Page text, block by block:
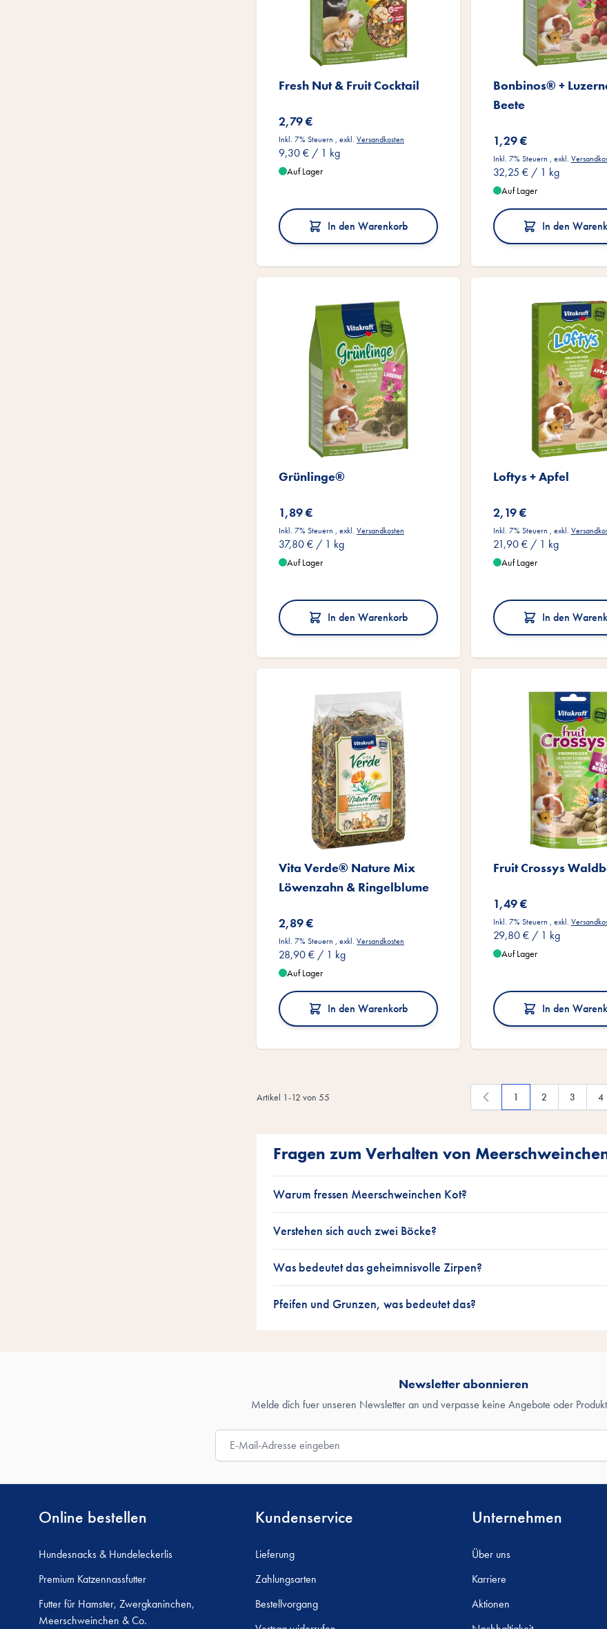
Fresh Nut & Fruit Cocktail
2,79 €
Inkl. 7% Steuern , exkl. Versandkosten
9,30 € / 1 kg
Auf Lager
In den Warenkorb
Bonbinos® +
Beete
1,29 €
Inkl. 7% Steuern , exkl.
32,25 €/ 1 kg
Auf Lager
In den
Grünlinge®
1,89 €
Inkl. 7% Steuern , exkl. Versandkosten
37,80 € / 1 kg
Auf Lager
In den Warenkorb
Loftys + Apfel
2,19 €
Inkl. 7% Steuern , exkl.
21,90 €/ 1 kg
Auf Lager
In den
Vita Verde® Nature Mix
Löwenzahn & Ringelblume
2,89 €
Inkl. 7% Steuern , exkl. Versandkosten
28,90 € / 1 kg
Auf Lager
In den Warenkorb
Fruit Crossys
1,49 €
Inkl. 7% Steuern , exkl.
29,80 €/ 1 kg
Auf Lager
In den
Artikel 1-12 von 55 Du liest gerade die Seite
1 Seite
2 Seite
3 4
Fragen zum Verhalten von
Warum fressen Meerschweinchen Kot?
Verstehen sich auch zwei Böcke?
Was bedeutet das geheimnisvolle Zirpen?
Pfeifen und Grunzen, was bedeutet das?
Newsletter abonnieren
Melde dich fuer unseren Newsletter an und verpasse keine Angebote oder
E-Mail-Adresse
Online bestellen
Hundesnacks & Hundeleckerlis
Premium Katzennassfutter
Futter für Hamster, Zwergkaninchen,
Meerschweinchen & Co.
Kundenservice
Lieferung
Zahlungsarten
Bestellvorgang
Unternehmen
Über uns
Karriere
Aktionen